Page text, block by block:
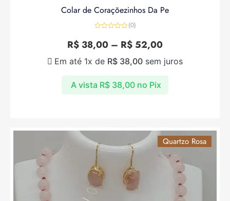
Colar de Coraçõezinhos Da Pe
0
de
(0)
R$ 38,00 – R$ 52,00
A vista R$ 38,00 no Pix
Em até 1x de R$ 38,00 sem juros
Quartzo Rosa